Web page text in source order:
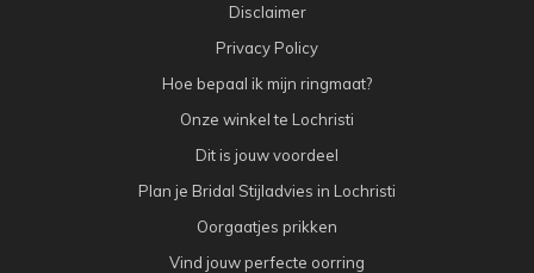
Disclaimer
Privacy Policy
Hoe bepaal ik mijn ringmaat?
Onze winkel te Lochristi
Dit is jouw voordeel
Plan je Bridal Stijladvies in Lochristi
Oorgaatjes prikken
Vind jouw perfecte oorring